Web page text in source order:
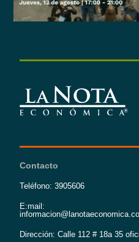
Contacto
Teléfono: 3905606
E:mail:
informacion@lanotaeconomica.co
Dirección: Calle 112 # 18a 35